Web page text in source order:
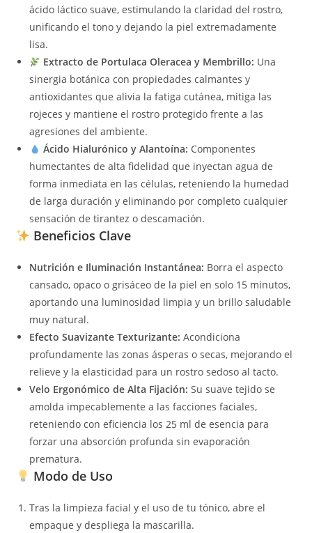
ácido láctico suave, estimulando la claridad del rostro,
unificando el tono y dejando la piel extremadamente
lisa.
Extracto de Portulaca Oleracea y Membrillo: Una
sinergia botánica con propiedades calmantes y
antioxidantes que alivia la fatiga cutánea, mitiga las
rojeces y mantiene el rostro protegido frente a las
agresiones del ambiente.
Ácido Hialurónico y Alantoína: Componentes
humectantes de alta fidelidad que inyectan agua de
forma inmediata en las células, reteniendo la humedad
de larga duración y eliminando por completo cualquier
sensación de tirantez o descamación.
Beneficios Clave
Nutrición e Iluminación Instantánea: Borra el aspecto
cansado, opaco o grisáceo de la piel en solo 15 minutos,
aportando una luminosidad limpia y un brillo saludable
muy natural.
Efecto Suavizante Texturizante: Acondiciona
profundamente las zonas ásperas o secas, mejorando el
relieve y la elasticidad para un rostro sedoso al tacto.
Velo Ergonómico de Alta Fijación: Su suave tejido se
amolda impecablemente a las facciones faciales,
reteniendo con eficiencia los 25 ml de esencia para
forzar una absorción profunda sin evaporación
prematura.
Modo de Uso
Tras la limpieza facial y el uso de tu tónico, abre el
empaque y despliega la mascarilla.